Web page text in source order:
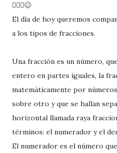
🙋🏽‍♂️😊
El día de hoy queremos
a los tipos de fracciones.
Una fracción es un número,
entero en partes iguales, la
matemáticamente por
sobre otro y que se hallan
horizontal llamada raya
términos: el numerador y el
El numerador es el número